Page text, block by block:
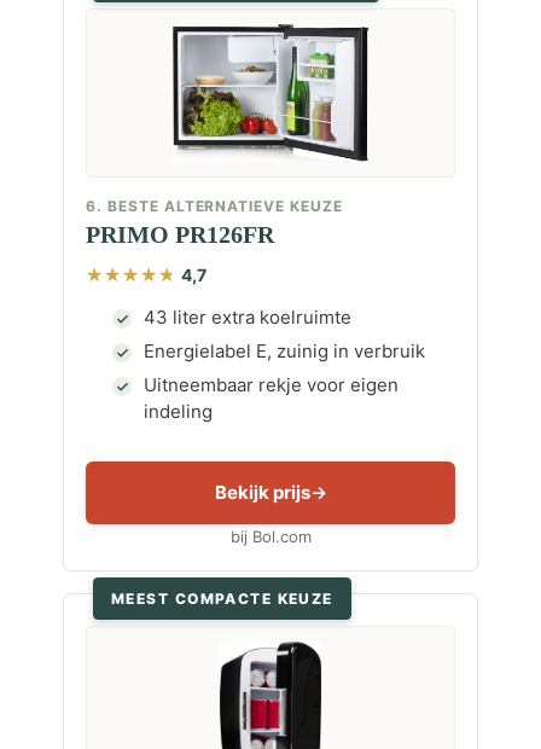
6. BESTE ALTERNATIEVE KEUZE
PRIMO PR126FR
4,7
43 liter extra koelruimte
Energielabel E, zuinig in verbruik
Uitneembaar rekje voor eigen
indeling
Bekijk prijs
bij Bol.com
MEEST COMPACTE KEUZE